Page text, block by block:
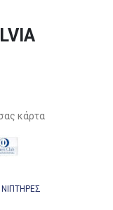
κάρτα